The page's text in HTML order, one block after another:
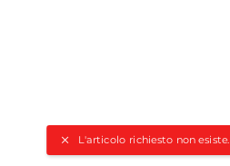
L'articolo richiesto non esiste.